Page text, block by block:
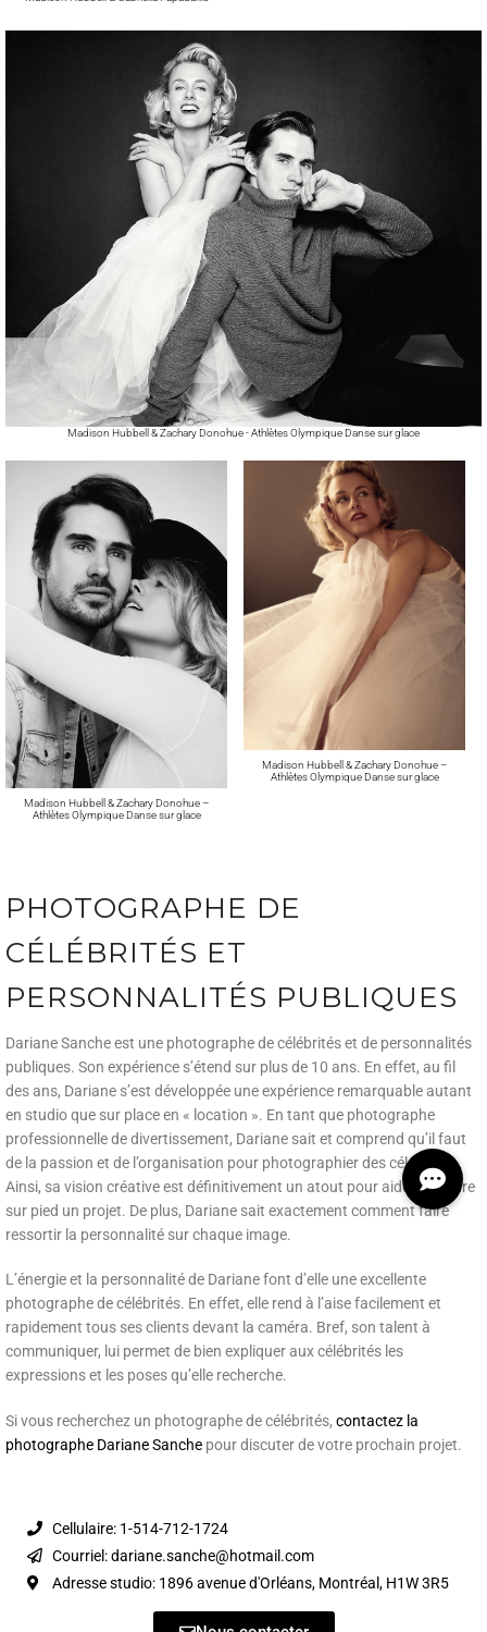
Madison Hubbell & Zachary Donohue - Athlètes Olympique Danse sur glace
Madison Hubbell & Zachary Donohue –
Athlètes Olympique Danse sur glace
Madison Hubbell & Zachary Donohue –
Athlètes Olympique Danse sur glace
PHOTOGRAPHE DE
CÉLÉBRITÉS ET
PERSONNALITÉS PUBLIQUES
Dariane Sanche est une photographe de célébrités et de personnalités
publiques. Son expérience s’étend sur plus de 10 ans. En effet, au fil
des ans, Dariane s’est développée une expérience remarquable autant
en studio que sur place en « location ». En tant que photographe
professionnelle de divertissement, Dariane sait et comprend qu’il faut
de la passion et de l’organisation pour photographier des célébrités.
Ainsi, sa vision créative est définitivement un atout pour aider à mettre
sur pied un projet. De plus, Dariane sait exactement comment faire
ressortir la personnalité sur chaque image.
L’énergie et la personnalité de Dariane font d’elle une excellente
photographe de célébrités. En effet, elle rend à l’aise facilement et
rapidement tous ses clients devant la caméra. Bref, son talent à
communiquer, lui permet de bien expliquer aux célébrités les
expressions et les poses qu’elle recherche.
Si vous recherchez un photographe de célébrités, contactez la
photographe Dariane Sanche pour discuter de votre prochain projet.
Cellulaire: 1-514-712-1724
Courriel: dariane.sanche@hotmail.com
Adresse studio: 1896 avenue d'Orléans, Montréal, H1W 3R5